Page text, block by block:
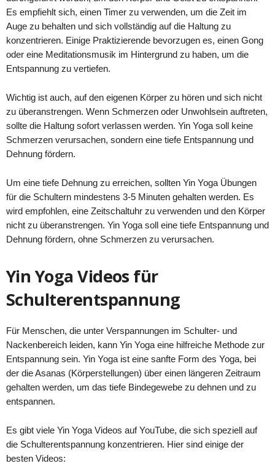
Es empfiehlt sich, einen Timer zu verwenden, um die Zeit im
Auge zu behalten und sich vollständig auf die Haltung zu
konzentrieren. Einige Praktizierende bevorzugen es, einen Gong
oder eine Meditationsmusik im Hintergrund zu haben, um die
Entspannung zu vertiefen.
Wichtig ist auch, auf den eigenen Körper zu hören und sich nicht
zu überanstrengen. Wenn Schmerzen oder Unwohlsein auftreten,
sollte die Haltung sofort verlassen werden. Yin Yoga soll keine
Schmerzen verursachen, sondern eine tiefe Entspannung und
Dehnung fördern.
Um eine tiefe Dehnung zu erreichen, sollten Yin Yoga Übungen
für die Schultern mindestens 3-5 Minuten gehalten werden. Es
wird empfohlen, eine Zeitschaltuhr zu verwenden und den Körper
nicht zu überanstrengen. Yin Yoga soll eine tiefe Entspannung und
Dehnung fördern, ohne Schmerzen zu verursachen.
Yin Yoga Videos für
Schulterentspannung
Für Menschen, die unter Verspannungen im Schulter- und
Nackenbereich leiden, kann Yin Yoga eine hilfreiche Methode zur
Entspannung sein. Yin Yoga ist eine sanfte Form des Yoga, bei
der die Asanas (Körperstellungen) über einen längeren Zeitraum
gehalten werden, um das tiefe Bindegewebe zu dehnen und zu
entspannen.
Es gibt viele Yin Yoga Videos auf YouTube, die sich speziell auf
die Schulterentspannung konzentrieren. Hier sind einige der
besten Videos: